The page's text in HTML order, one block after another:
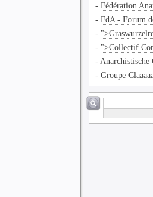
-Fédération
-FdA - Forum
-
- ">Collectif
- Anarchistische
-Groupe